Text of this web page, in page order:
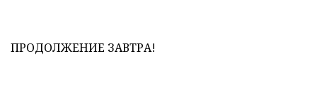
ПРОДОЛЖЕНИЕ ЗАВТРА!